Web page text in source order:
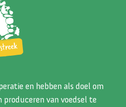
en hebben als doel om
van voedsel te